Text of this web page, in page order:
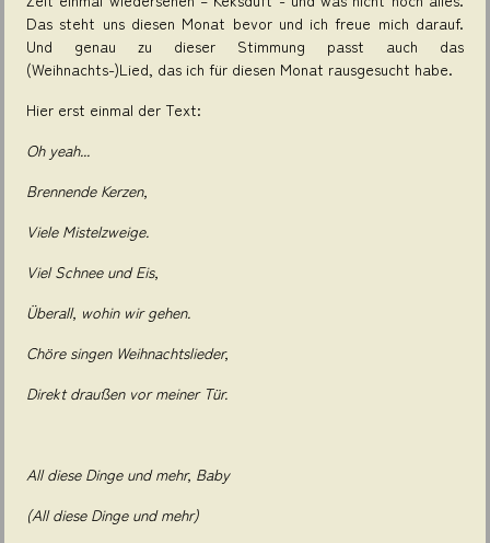
Das steht uns diesen Monat bevor und ich freue mich darauf.
Und genau zu dieser Stimmung passt auch das
(Weihnachts-)Lied, das ich für diesen Monat rausgesucht habe.
Hier erst einmal der Text:
Oh yeah...
Brennende Kerzen,
Viele Mistelzweige.
Viel Schnee und Eis,
Überall, wohin wir gehen.
Chöre singen Weihnachtslieder,
Direkt draußen vor meiner Tür.
All diese Dinge und mehr, Baby
(All diese Dinge und mehr)